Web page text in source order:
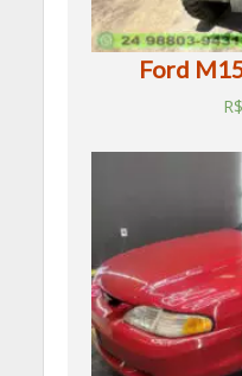
Ford
R$